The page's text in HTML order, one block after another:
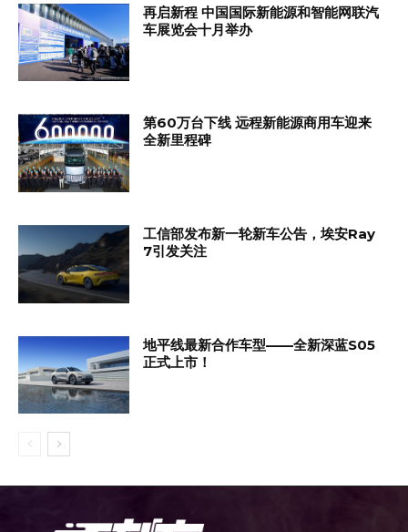
再启新程 中国国际新能源和智能网联汽
车展览会十月举办
第60万台下线 远程新能源商用车迎来
全新里程碑
工信部发布新一轮新车公告，埃安Ray
7引发关注
地平线最新合作车型——全新深蓝S05
正式上市！